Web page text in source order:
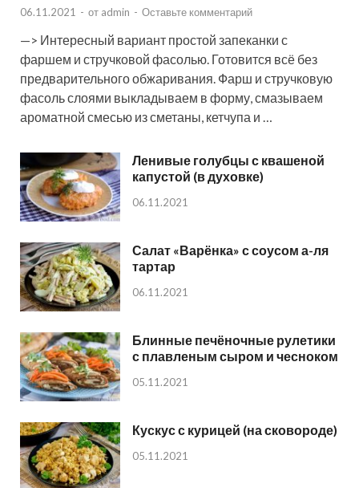
06.11.2021 - от admin - Оставьте комментарий
—> Интересный вариант простой запеканки с
фаршем и стручковой фасолью. Готовится всё без
предварительного обжаривания. Фарш и стручковую
фасоль слоями выкладываем в форму, смазываем
ароматной смесью из сметаны, кетчупа и …
Ленивые голубцы с квашеной
капустой (в духовке)
06.11.2021
Салат «Варёнка» с соусом а-ля
тартар
06.11.2021
Блинные печёночные рулетики
с плавленым сыром и чесноком
05.11.2021
Кускус с курицей (на сковороде)
05.11.2021